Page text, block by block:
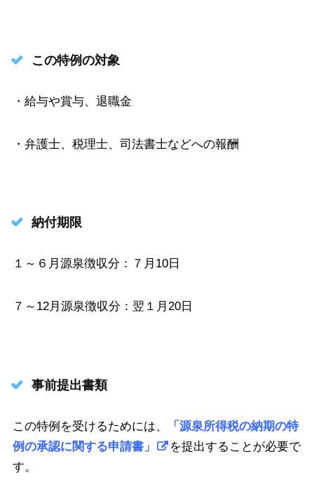
この特例の対象
・給与や賞与、退職金
・弁護士、税理士、司法書士などへの報酬
納付期限
１～６月源泉徴収分：７月10日
７～12月源泉徴収分：翌１月20日
事前提出書類
この特例を受けるためには、
「源泉所得税の納期の特
例の承認に関する申請書」
を提出することが必要で
す。